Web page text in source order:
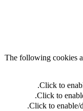
The following cookies
Click to
Click to
Click to enable/